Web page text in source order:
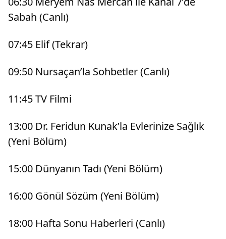
Sabah (Canlı)
07:45 Elif (Tekrar)
09:50 Nursaçan’la Sohbetler (Canlı)
11:45 TV Filmi
13:00 Dr. Feridun Kunak’la Evlerinize Sağlık
(Yeni Bölüm)
15:00 Dünyanın Tadı (Yeni Bölüm)
16:00 Gönül Sözüm (Yeni Bölüm)
18:00 Hafta Sonu Haberleri (Canlı)